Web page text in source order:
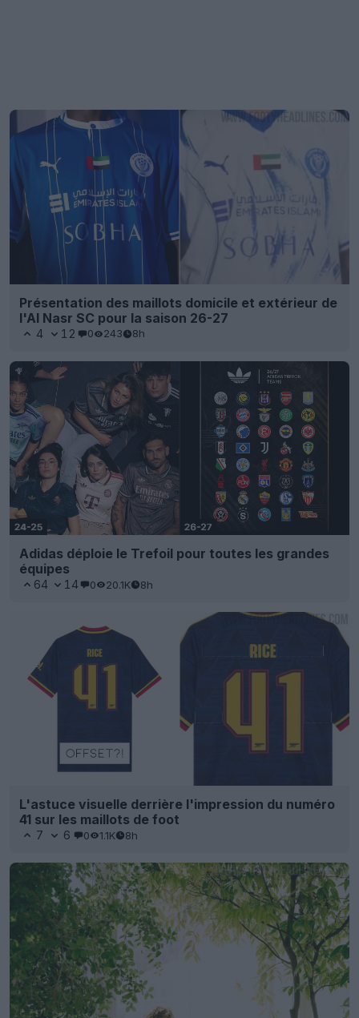
Présentation des maillots domicile et extérieur de
l'Al Nasr SC pour la saison 26-27
4 12 0 243 8h
Adidas déploie le Trefoil pour toutes les grandes
équipes
64 14 0 20.1K 8h
L'astuce visuelle derrière l'impression du numéro
41 sur les maillots de foot
7 6 0 1.1K 8h